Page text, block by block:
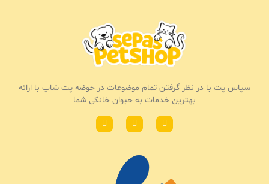
سپاس پت با در نظر گرفتن تمام موضوعات در حوضه پت شاپ با ارائه
بهترین خدمات به حیوان خانکی شما